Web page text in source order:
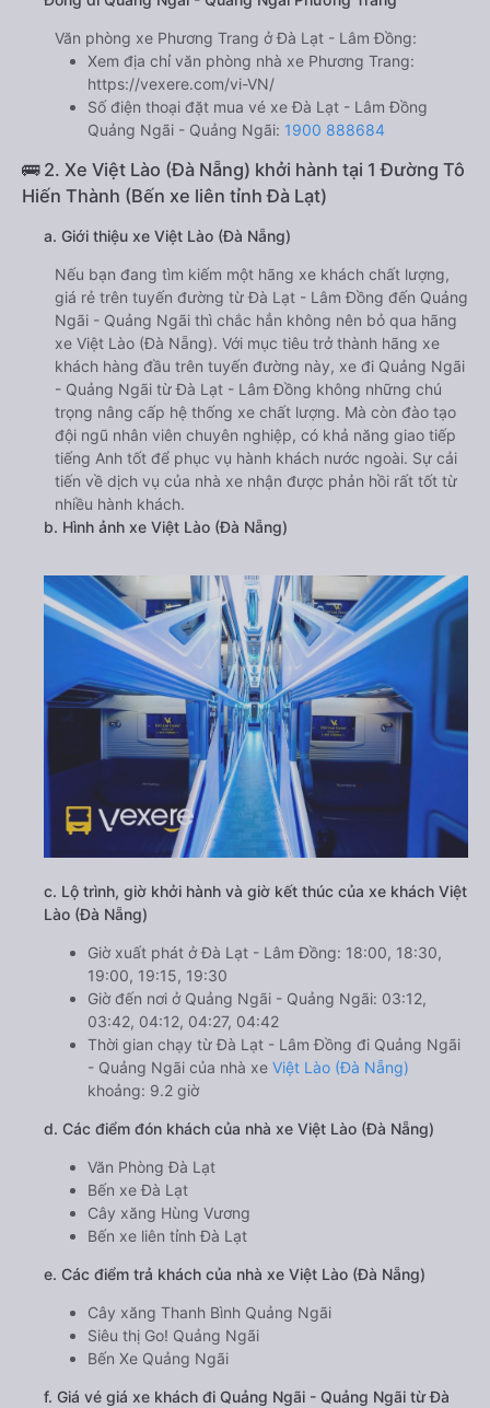
Văn phòng xe Phương Trang ở Đà Lạt - Lâm Đồng:
Xem địa chỉ văn phòng nhà xe Phương Trang:
https://vexere.com/vi-VN/
Số điện thoại đặt mua vé xe Đà Lạt - Lâm Đồng
Quảng Ngãi - Quảng Ngãi: 1900 888684
🚌 2. Xe Việt Lào (Đà Nẵng) khởi hành tại 1 Đường Tô
Hiến Thành (Bến xe liên tỉnh Đà Lạt)
a. Giới thiệu xe Việt Lào (Đà Nẵng)
Nếu bạn đang tìm kiếm một hãng xe khách chất lượng,
giá rẻ trên tuyến đường từ Đà Lạt - Lâm Đồng đến Quảng
Ngãi - Quảng Ngãi thì chắc hẳn không nên bỏ qua hãng
xe Việt Lào (Đà Nẵng). Với mục tiêu trở thành hãng xe
khách hàng đầu trên tuyến đường này, xe đi Quảng Ngãi
- Quảng Ngãi từ Đà Lạt - Lâm Đồng không những chú
trọng nâng cấp hệ thống xe chất lượng. Mà còn đào tạo
đội ngũ nhân viên chuyên nghiệp, có khả năng giao tiếp
tiếng Anh tốt để phục vụ hành khách nước ngoài. Sự cải
tiến về dịch vụ của nhà xe nhận được phản hồi rất tốt từ
nhiều hành khách.
b. Hình ảnh xe Việt Lào (Đà Nẵng)
c. Lộ trình, giờ khởi hành và giờ kết thúc của xe khách Việt
Lào (Đà Nẵng)
Giờ xuất phát ở Đà Lạt - Lâm Đồng: 18:00, 18:30,
19:00, 19:15, 19:30
Giờ đến nơi ở Quảng Ngãi - Quảng Ngãi: 03:12,
03:42, 04:12, 04:27, 04:42
Thời gian chạy từ Đà Lạt - Lâm Đồng đi Quảng Ngãi
- Quảng Ngãi của nhà xe Việt Lào (Đà Nẵng)
khoảng: 9.2 giờ
d. Các điểm đón khách của nhà xe Việt Lào (Đà Nẵng)
Văn Phòng Đà Lạt
Bến xe Đà Lạt
Cây xăng Hùng Vương
Bến xe liên tỉnh Đà Lạt
e. Các điểm trả khách của nhà xe Việt Lào (Đà Nẵng)
Cây xăng Thanh Bình Quảng Ngãi
Siêu thị Go! Quảng Ngãi
Bến Xe Quảng Ngãi
f. Giá vé giá xe khách đi Quảng Ngãi - Quảng Ngãi từ Đà